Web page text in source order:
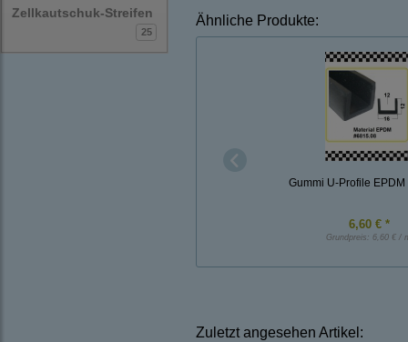
Zellkautschuk-Streifen
25
Ähnliche Produkte:
Gummi U-Profile EPDM
6,60 € *
Grundpreis: 6,60 € /
Zuletzt angesehen Artikel: